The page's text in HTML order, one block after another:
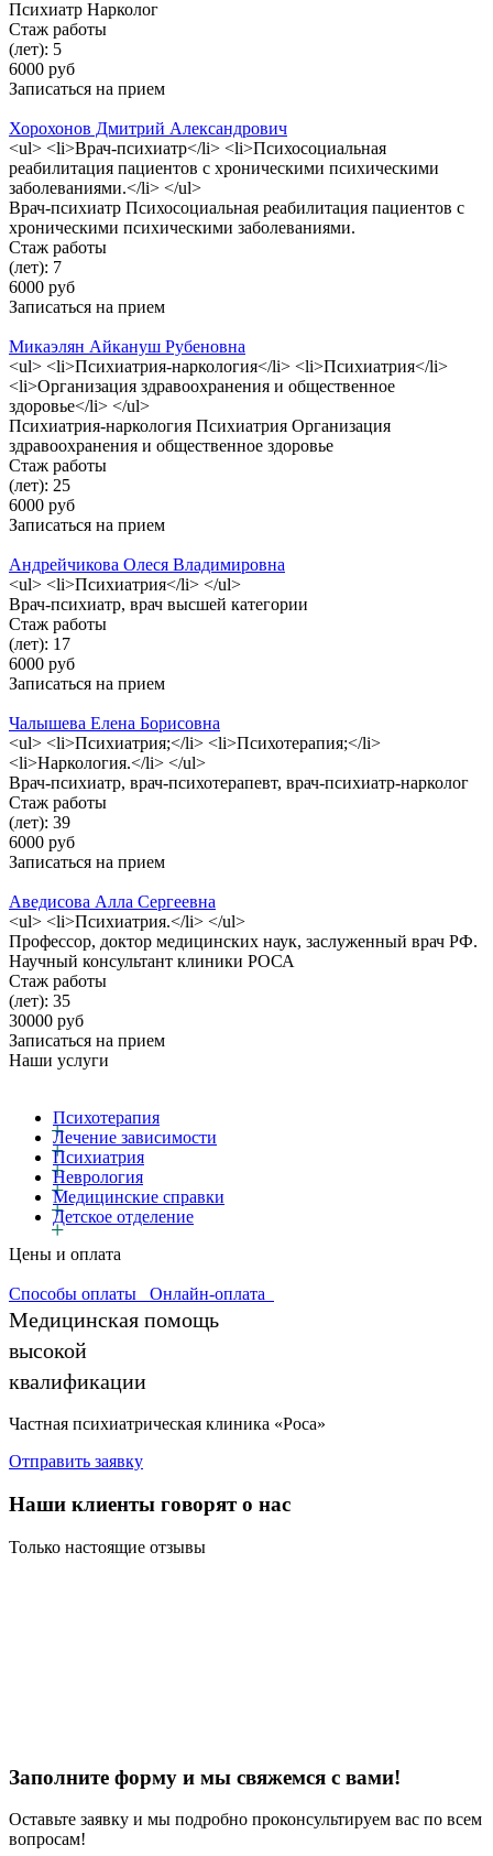
Психиатр Нарколог
Стаж работы
(лет): 5
6000 руб
Записаться на прием
Хорохонов Дмитрий Александрович
<ul> <li>Врач-психиатр</li> <li>Психосоциальная
реабилитация пациентов с хроническими психическими
заболеваниями.</li> </ul>
Врач-психиатр Психосоциальная реабилитация пациентов с
хроническими психическими заболеваниями.
Стаж работы
(лет): 7
6000 руб
Записаться на прием
Микаэлян Айкануш Рубеновна
<ul> <li>Психиатрия-наркология</li> <li>Психиатрия</li>
<li>Организация здравоохранения и общественное
здоровье</li> </ul>
Психиатрия-наркология Психиатрия Организация
здравоохранения и общественное здоровье
Стаж работы
(лет): 25
6000 руб
Записаться на прием
Андрейчикова Олеся Владимировна
<ul> <li>Психиатрия</li> </ul>
Врач-психиатр, врач высшей категории
Стаж работы
(лет): 17
6000 руб
Записаться на прием
Чалышева Елена Борисовна
<ul> <li>Психиатрия;</li> <li>Психотерапия;</li>
<li>Наркология.</li> </ul>
Врач-психиатр, врач-психотерапевт, врач-психиатр-нарколог
Стаж работы
(лет): 39
6000 руб
Записаться на прием
Аведисова Алла Сергеевна
<ul> <li>Психиатрия.</li> </ul>
Профессор, доктор медицинских наук, заслуженный врач РФ.
Научный консультант клиники РОСА
Стаж работы
(лет): 35
30000 руб
Записаться на прием
Наши услуги
Психотерапия
Лечение зависимости
Психиатрия
Неврология
Медицинские справки
Детское отделение
Цены и оплата
Способы оплаты Онлайн-оплата
Частная психиатрическая клиника «Роса»
Отправить заявку
Наши клиенты говорят о нас
Только настоящие отзывы
Заполните форму и мы свяжемся с вами!
Оставьте заявку и мы подробно проконсультируем вас по всем
вопросам!